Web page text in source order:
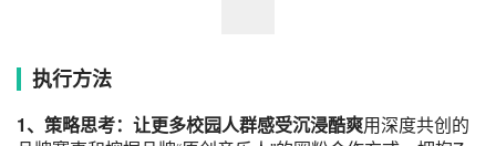
执行方法
1、策略思考：让更多校园人群感受沉浸酷爽用深度共创的